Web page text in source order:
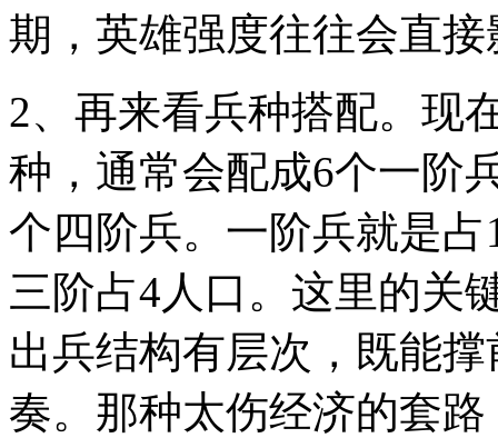
期，英雄强度往往会直
2、再来看兵种搭配。现
种，通常会配成6个一阶
个四阶兵。一阶兵就是
三阶占4人口。这里的关
出兵结构有层次，既能
奏。那种太伤经济的套